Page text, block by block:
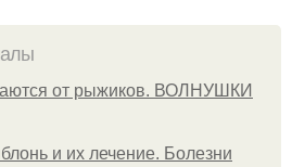
от рыжиков. ВОЛНУШКИ
и их лечение. Болезни